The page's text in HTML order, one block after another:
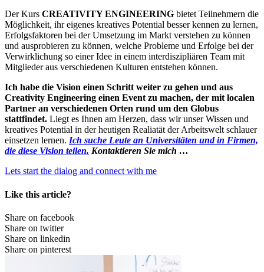
Der Kurs CREATIVITY ENGINEERING bietet Teilnehmern die
Möglichkeit, ihr eigenes kreatives Potential besser kennen zu lernen,
Erfolgsfaktoren bei der Umsetzung im Markt verstehen zu können
und ausprobieren zu können, welche Probleme und Erfolge bei der
Verwirklichung so einer Idee in einem interdiszipliären Team mit
Mitglieder aus verschiedenen Kulturen entstehen können.
Ich habe die Vision einen Schritt weiter zu gehen und aus
Creativity Engineering einen Event zu machen, der mit localen
Partner an verschiedenen Orten rund um den Globus
stattfindet. Liegt es Ihnen am Herzen, dass wir unser Wissen und
kreatives Potential in der heutigen Realiatät der Arbeitswelt schlauer
einsetzen lernen. Ich suche Leute an Universitäten und in Firmen,
die diese Vision teilen. Kontaktieren Sie mich …
Lets start the dialog and connect with me
Like this article?
Share on facebook
Share on twitter
Share on linkedin
Share on pinterest